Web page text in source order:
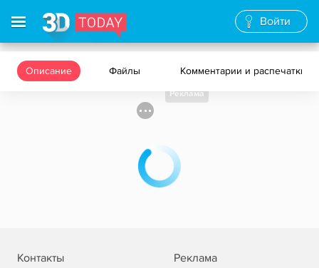
Войти
Описание Файлы Комментарии и распечатки
Реклама
Контакты
Реклама